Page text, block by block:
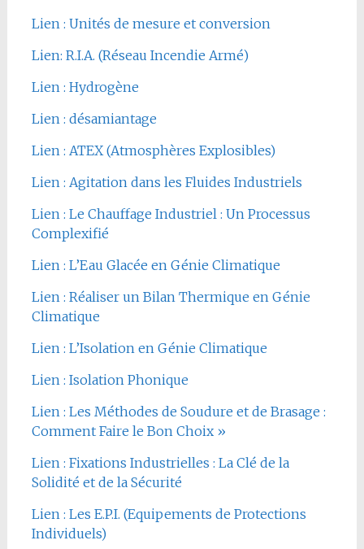
Lien : Unités de mesure et conversion
Lien: R.I.A. (Réseau Incendie Armé)
Lien : Hydrogène
Lien : désamiantage
Lien : ATEX (Atmosphères Explosibles)
Lien : Agitation dans les Fluides Industriels
Lien : Le Chauffage Industriel : Un Processus
Complexifié
Lien : L’Eau Glacée en Génie Climatique
Lien : Réaliser un Bilan Thermique en Génie
Climatique
Lien : L’Isolation en Génie Climatique
Lien : Isolation Phonique
Lien : Les Méthodes de Soudure et de Brasage :
Comment Faire le Bon Choix »
Lien : Fixations Industrielles : La Clé de la
Solidité et de la Sécurité
Lien : Les E.P.I. (Equipements de Protections
Individuels)